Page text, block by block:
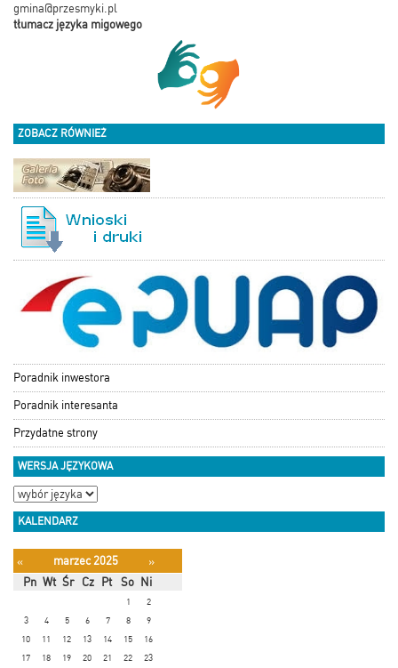
gmina@przesmyki.pl
tłumacz języka migowego
ZOBACZ RÓWNIEŻ
Poradnik inwestora
Poradnik interesanta
Przydatne strony
WERSJA JĘZYKOWA
KALENDARZ
« marzec 2025
»
Pn Wt Śr Cz Pt So Ni
1
2
3
4 5 6 7 8
9
10
11 12 13 14 15
16
17
18 19 20 21 22 23